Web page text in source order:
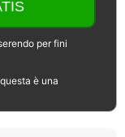
per fini
è una